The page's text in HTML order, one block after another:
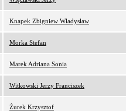
Knapek Zbigniew Władysław
Morka Stefan
Marek Adriana Sonia
Witkowski Jerzy Franciszek
Żurek Krzysztof